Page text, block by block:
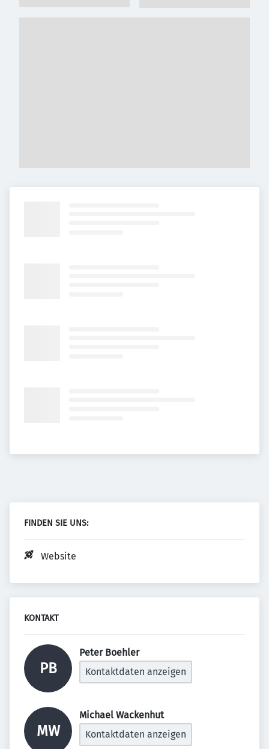
FINDEN SIE UNS:
Website
KONTAKT
PB
Peter Boehler
Kontaktdaten anzeigen
MW
Michael Wackenhut
Kontaktdaten anzeigen